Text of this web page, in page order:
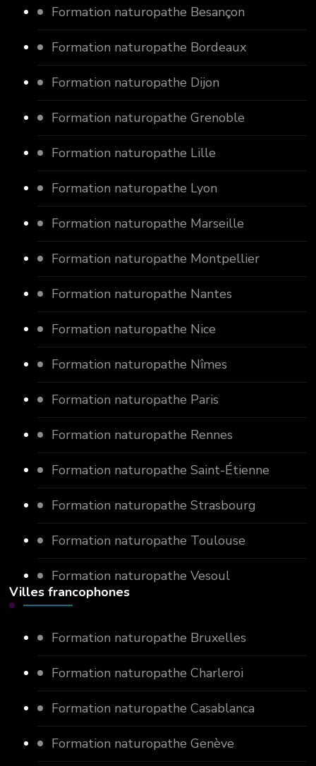
Formation naturopathe Besançon
Formation naturopathe Bordeaux
Formation naturopathe Dijon
Formation naturopathe Grenoble
Formation naturopathe Lille
Formation naturopathe Lyon
Formation naturopathe Marseille
Formation naturopathe Montpellier
Formation naturopathe Nantes
Formation naturopathe Nice
Formation naturopathe Nîmes
Formation naturopathe Paris
Formation naturopathe Rennes
Formation naturopathe Saint-Étienne
Formation naturopathe Strasbourg
Formation naturopathe Toulouse
Formation naturopathe Vesoul
Villes francophones
Formation naturopathe Bruxelles
Formation naturopathe Charleroi
Formation naturopathe Casablanca
Formation naturopathe Genève